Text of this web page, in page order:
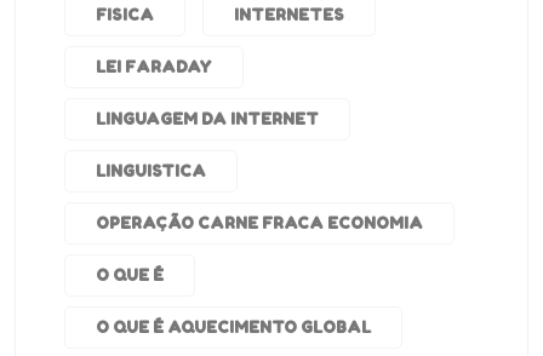
FISICA INTERNETES
LEI FARADAY
LINGUAGEM DA INTERNET
LINGUISTICA
OPERAÇÃO CARNE FRACA ECONOMIA
O QUE É
O QUE É AQUECIMENTO GLOBAL